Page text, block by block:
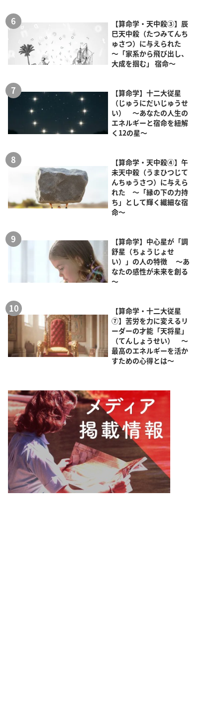
【算命学・天中殺③】辰
巳天中殺（たつみてんち
ゅさつ）に与えられた
～「家系から飛び出し、
大成を掴む」 宿命～
【算命学】十二大従星
（じゅうにだいじゅうせ
い） ～あなたの人生の
エネルギーと宿命を紐解
く12の星～
【算命学・天中殺④】午
未天中殺（うまひつじて
んちゅうさつ）に与えら
れた ～「縁の下の力持
ち」として輝く繊細な宿
命～
【算命学】中心星が「調
舒星（ちょうじょせ
い）」の人の特徴 ～あ
なたの感性が未来を創る
～
【算命学・十二大従星
⑦】苦労を力に変えるリ
ーダーの才能「天将星」
（てんしょうせい） ～
最高のエネルギーを活か
すための心得とは～